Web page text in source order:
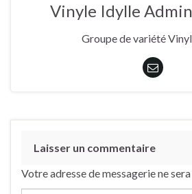
Vinyle Idylle
Groupe de variété
Laisser un commentaire
Votre adresse de messagerie ne